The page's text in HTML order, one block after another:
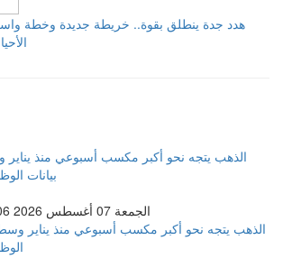
هدد جدة ينطلق بقوة.. خريطة جديدة وخطة
الجمعة 07 أغسطس 2026 12:06 مساءً
الذهب يتجه نحو أكبر مكسب أسبوعي منذ يناير